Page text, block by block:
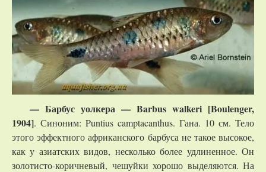
— Барбус уолкера — Barbus walkeri [Boulenger,
1904]. Синоним: Puntius camptacanthus. Гана. 10 см. Тело
этого эффектного африканского барбуса не такое высокое,
как у азиатских видов, несколько более удлиненное. Он
золотисто-коричневый, чешуйки хорошо выделяются. На